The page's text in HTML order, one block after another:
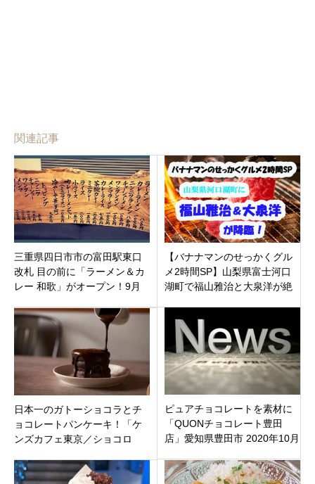
関連記事
三重県四日市市の富田駅東口
改札 目の前に「ラーメン＆カ
レー 和歌」がオープン！9月
す。
【バナナマンのせっかくグル
メ2時間SP】山梨県富士河口
湖町で福山雅治と大泉洋が絶
日本一のガトーショコラとチ
ョコレートパンケーキ！「ケ
ンズカフェ東京／ショコロ
屋名古屋店南館2階
ピュアチョコレートを素材に
「QUONチョコレート豊田
店」愛知県豊田市 2020年10月